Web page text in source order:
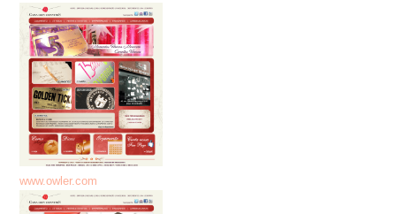
www.owler.com